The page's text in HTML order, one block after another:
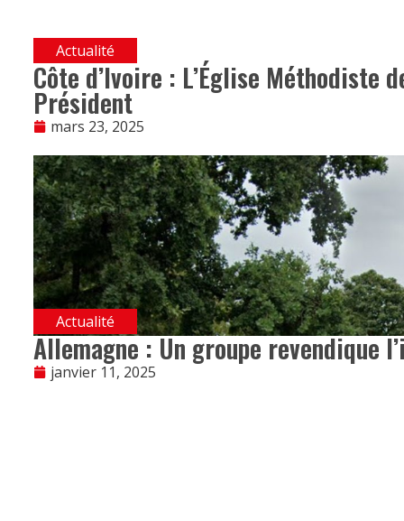
Actualité
Côte d’Ivoire : L’Église Méthodiste
Président
mars 23, 2025
Actualité
Allemagne : Un groupe revendique
janvier 11, 2025